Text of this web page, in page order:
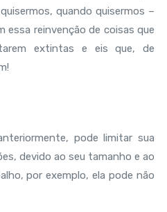
quando quisermos –
essa reinvenção de coisas que
extintas e eis que, de
pode limitar sua
devido ao seu tamanho e ao
por exemplo, ela pode não